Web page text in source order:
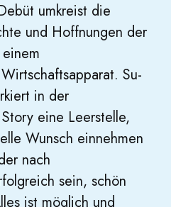
umkreist die
und Hoffnungen der
Su-
in der
eine Leerstelle,
Wunsch einnehmen
nach
sein, schön
ist möglich und